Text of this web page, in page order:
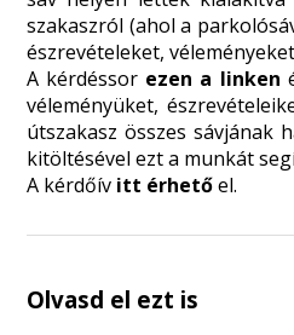
szakaszról (ahol a
észrevételeket,
A kérdéssor ezen a linken
véleményüket,
útszakasz összes sávjának
kitöltésével ezt a munkát
A kérdőív itt érhetőel.
Olvasd el ezt is